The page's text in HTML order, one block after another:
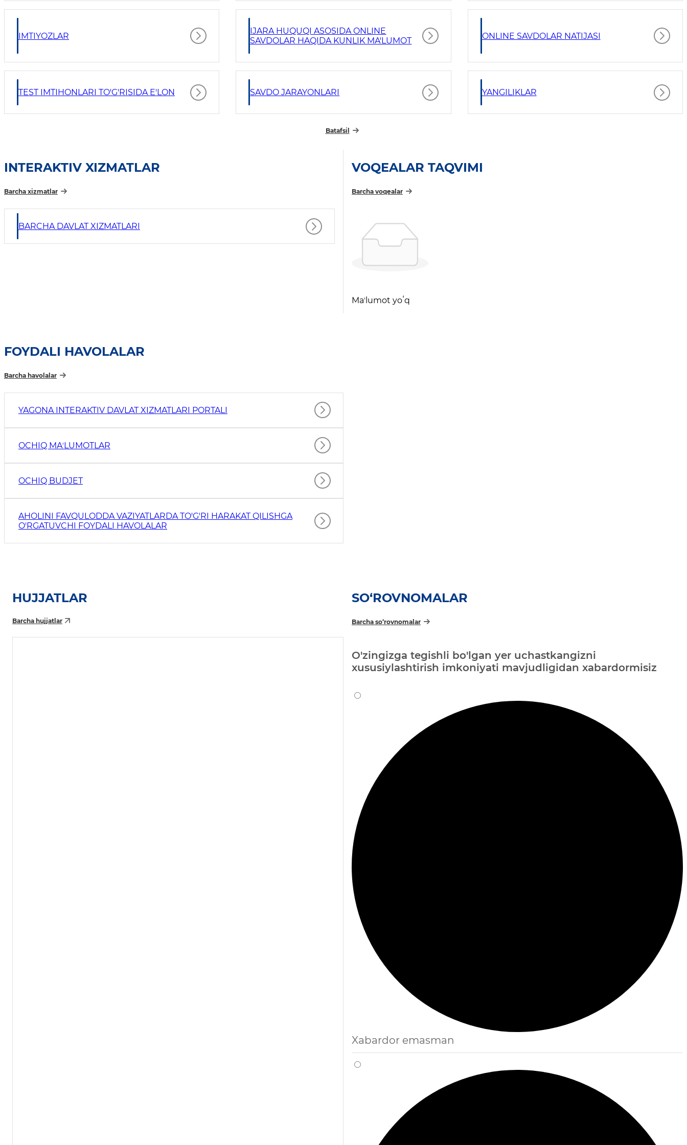
IMTIYOZLAR
IJARA HUQUQI ASOSIDA ONLINE
SAVDOLAR HAQIDA KUNLIK MA'LUMOT
ONLINE SAVDOLAR NATIJASI
TEST IMTIHONLARI TO'G'RISIDA E'LON SAVDO JARAYONLARI YANGILIKLAR
Batafsil
INTERAKTIV XIZMATLAR
Barcha xizmatlar
BARCHA DAVLAT XIZMATLARI
VOQEALAR TAQVIMI
Barcha voqealar
Maʼlumot yoʻq
FOYDALI HAVOLALAR
Barcha havolalar
YAGONA INTERAKTIV DAVLAT XIZMATLARI PORTALI
OCHIQ MAʼLUMOTLAR
OCHIQ BUDJET
AHOLINI FAVQULODDA VAZIYATLARDA TO'G'RI HARAKAT QILISHGA
O'RGATUVCHI FOYDALI HAVOLALAR
HUJJATLAR
Barcha hujjatlar
SO‘ROVNOMALAR
Barcha so‘rovnomalar
O'zingizga tegishli bo'lgan yer uchastkangizni
xususiylashtirish imkoniyati mavjudligidan xabardormisiz
Xabardor emasman